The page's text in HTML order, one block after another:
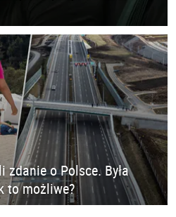
zdanie o Polsce. Była
to możliwe?